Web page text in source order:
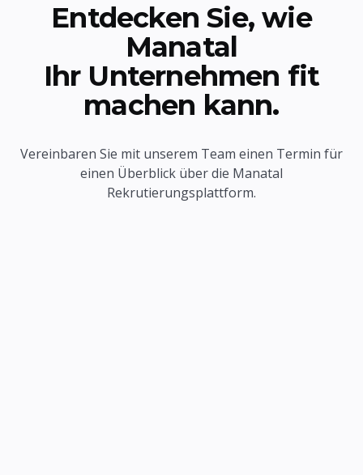
Entdecken Sie, wie
Manatal
Ihr Unternehmen fit
machen kann.
Vereinbaren Sie mit unserem Team einen Termin für
einen Überblick über die Manatal
Rekrutierungsplattform.